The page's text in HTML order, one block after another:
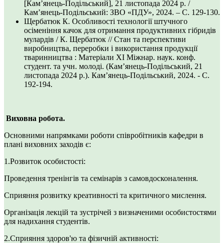
[Кам’янець-Подільський], 21 листопада 2024 р. /
Кам’янець-Подільський: ЗВО «ПДУ», 2024. – С. 129-130.
Щербатюк К. Особливості технології штучного
осіменіння качок для отримання продуктивних гібридів
мулардів / К. Щербатюк // Стан та перспективи
виробництва, переробки і використання продукції
тваринництва : Матеріали ХI Міжнар. наук. конф.
студент. та учн. молоді. (Кам’янець-Подільський, 21
листопада 2024 р.). Кам’янець-Подільський, 2024. - С.
192-194.
Виховна робота.
Основними напрямками роботи співробітників кафедри в
плані виховних заходів є:
1.Розвиток особистості:
Проведення тренінгів та семінарів з самовдосконалення.
Сприяння розвитку креативності та критичного мислення.
Організація лекцій та зустрічей з визначеними особистостями
для надихання студентів.
2.Сприяння здоров'ю та фізичній активності: